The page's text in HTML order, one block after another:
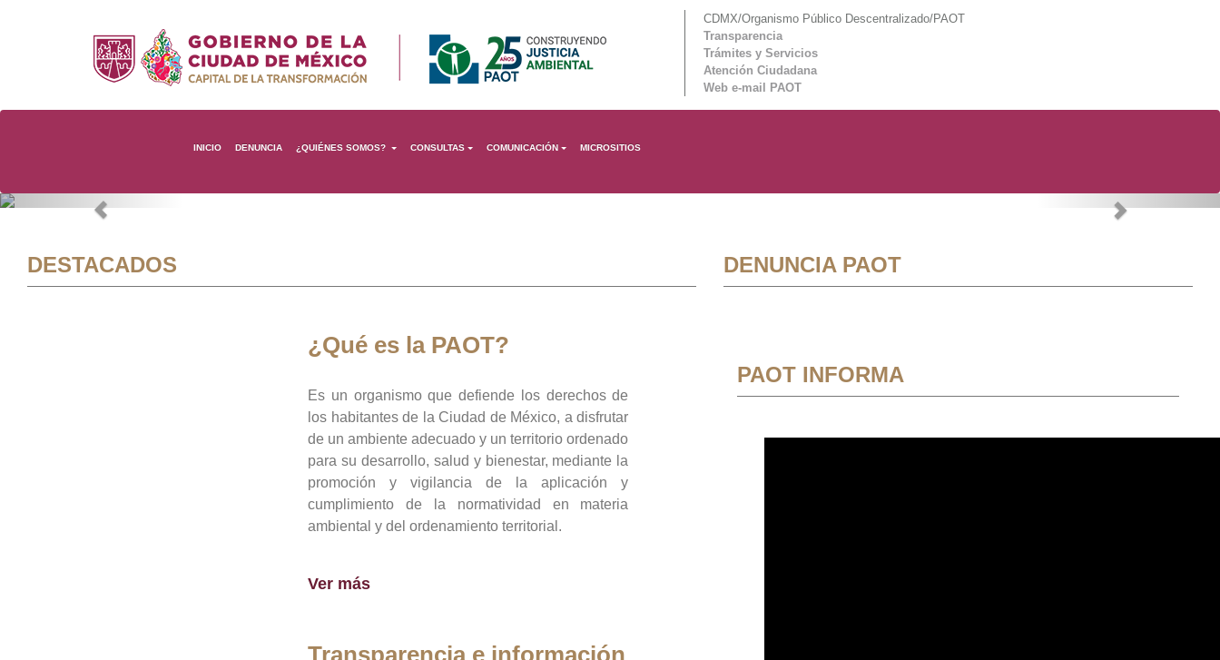
CDMX/Organismo Público Descentralizado/PAOT
Transparencia
Trámites y Servicios
Atención Ciudadana
Web e-mail PAOT
INICIO DENUNCIA ¿QUIÉNES SOMOS? CONSULTAS COMUNICACIÓN MICROSITIOS
Previous Next
DESTACADOS
¿Qué es la PAOT?
Es un organismo que defiende los derechos de
los habitantes de la Ciudad de México, a disfrutar
de un ambiente adecuado y un territorio ordenado
para su desarrollo, salud y bienestar, mediante la
promoción y vigilancia de la aplicación y
cumplimiento de la normatividad en materia
ambiental y del ordenamiento territorial.
Ver más
Transparencia e información
DENUNCIA PAOT
PAOT INFORMA